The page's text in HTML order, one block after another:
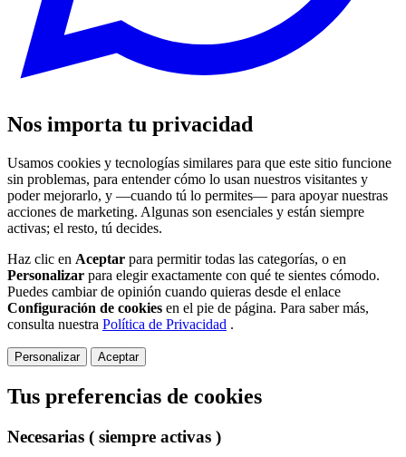
Nos importa tu privacidad
Usamos cookies y tecnologías similares para que este sitio funcione
sin problemas, para entender cómo lo usan nuestros visitantes y
poder mejorarlo, y —cuando tú lo permites— para apoyar nuestras
acciones de marketing. Algunas son esenciales y están siempre
activas; el resto, tú decides.
Haz clic en Aceptar para permitir todas las categorías, o en
Personalizar para elegir exactamente con qué te sientes cómodo.
Puedes cambiar de opinión cuando quieras desde el enlace
Configuración de cookies en el pie de página. Para saber más,
consulta nuestra Política de Privacidad .
Personalizar Aceptar
Tus preferencias de cookies
Necesarias ( siempre activas )